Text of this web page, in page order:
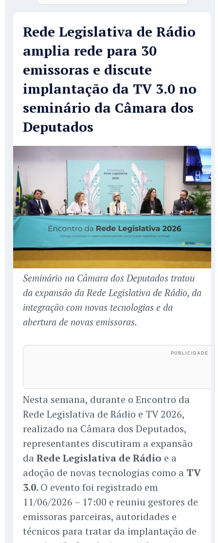
Rede Legislativa de Rádio
amplia rede para 30
emissoras e discute
implantação da TV 3.0 no
seminário da Câmara dos
Deputados
Seminário na Câmara dos Deputados tratou
da expansão da Rede Legislativa de Rádio, da
integração com novas tecnologias e da
abertura de novas emissoras.
Nesta semana, durante o Encontro da
Rede Legislativa de Rádio e TV 2026,
realizado na Câmara dos Deputados,
representantes discutiram a expansão
da Rede Legislativa de Rádio e a
adoção de novas tecnologias como a TV
3.0. O evento foi registrado em
11/06/2026 – 17:00 e reuniu gestores de
emissoras parceiras, autoridades e
técnicos para tratar da implantação de